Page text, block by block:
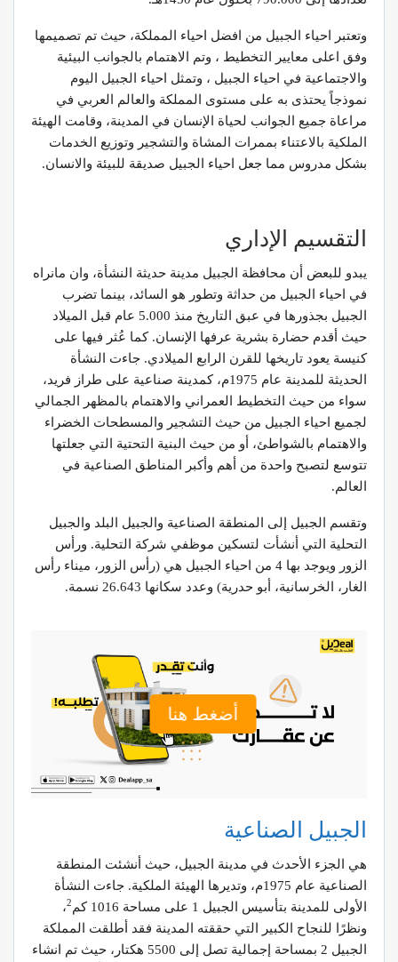
وتعتبر احياء الجبيل من افضل احياء المملكة، حيث تم تصميمها
وفق اعلى معايير التخطيط ، وتم الاهتمام بالجوانب البيئية
والاجتماعية في احياء الجبيل ، وتمثل احياء الجبيل اليوم
نموذجاً يحتذى به على مستوى المملكة والعالم العربي في
مراعاة جميع الجوانب لحياة الإنسان في المدينة، وقامت الهيئة
الملكية بالاعتناء بممرات المشاة والتشجير وتوزيع الخدمات
بشكل مدروس مما جعل احياء الجبيل صديقة للبيئة والانسان.
التقسيم الإداري
يبدو للبعض أن محافظة الجبيل مدينة حديثة النشأة، وان مانراه
في احياء الجبيل من حداثة وتطور هو السائد، بينما تضرب
الجبيل بجذورها في عبق التاريخ منذ 5.000 عام قبل الميلاد
حيث أقدم حضارة بشرية عرفها الإنسان. كما عُثر فيها على
كنيسة يعود تاريخها للقرن الرابع الميلادي. جاءت النشأة
الحديثة للمدينة عام 1975م، كمدينة صناعية على طراز فريد،
سواء من حيث التخطيط العمراني والاهتمام بالمظهر الجمالي
لجميع احياء الجبيل من حيث التشجير والمسطحات الخضراء
والاهتمام بالشواطئ، أو من حيث البنية التحتية التي جعلتها
تتوسع لتصبح واحدة من أهم وأكبر المناطق الصناعية في
العالم.
وتقسم الجبيل إلى المنطقة الصناعية والجبيل البلد والجبيل
التحلية التي أنشأت لتسكين موظفي شركة التحلية. ورأس
الزور ويوجد بها 4 من احياء الجبيل هي (رأس الزور، ميناء رأس
الغار، الخرسانية، أبو حدرية) وعدد سكانها 26.643 نسمة.
أضغط هنا
الجبيل الصناعية
هي الجزء الأحدث في مدينة الجبيل، حيث أنشئت المنطقة
الصناعية عام 1975م، وتديرها الهيئة الملكية. جاءت النشأة
الأولى للمدينة بتأسيس الجبيل 1 على مساحة 1016 كم
2،
ونظرًا للنجاح الكبير التي حققته المدينة فقد أطلقت المملكة
الجبيل 2 بمساحة إجمالية تصل إلى 5500 هكتار، حيث تم انشاء